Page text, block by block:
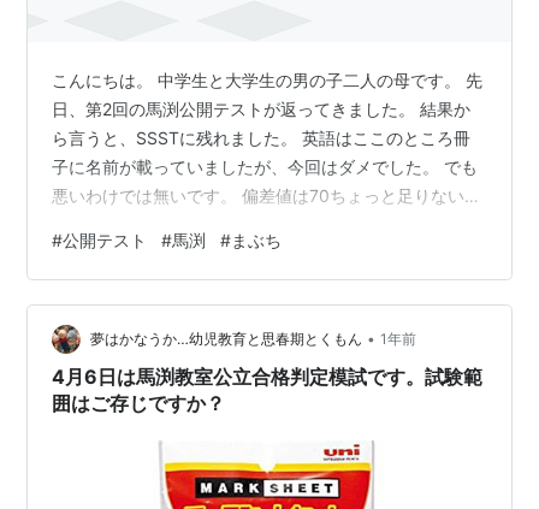
こんにちは。 中学生と大学生の男の子二人の母です。 先
日、第2回の馬渕公開テストが返ってきました。 結果か
ら言うと、SSSTに残れました。 英語はここのところ冊
子に名前が載っていましたが、今回はダメでした。 でも
悪いわけでは無いです。 偏差値は70ちょっと足りないく
冊子に名前が出ました。 偏差値は70越え。 国語はガクッ
と下がってしまいました。 偏差値は60ちょっと足りない
くらい。 理科は少し下がりました。 偏差値50半ば 社会
は上がりました。 偏差値６０ちょっと。 3科の偏差値は
70ちょっと足りないくらい。 4科、５科は６０半ば こん
な感じ…
#公開テスト #馬渕 #まぶち
夢はかなうか…幼児教育と思春期とくもん • 1年前
4月6日は馬渕教室公立合格判定模試です。試験範
囲はご存じですか？